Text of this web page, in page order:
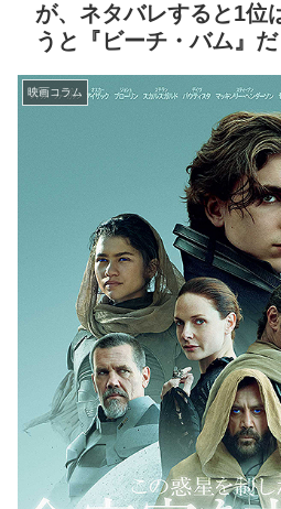
が、ネタバレすると1位
うと『ビーチ・バム』だ
映画コラム